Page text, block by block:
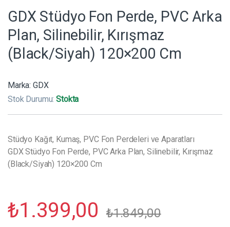
GDX Stüdyo Fon Perde, PVC Arka
Plan, Silinebilir, Kırışmaz
(Black/Siyah) 120×200 Cm
Marka: GDX
Stok Durumu:Stokta
Stüdyo Kağıt, Kumaş, PVC Fon Perdeleri ve Aparatları
GDX Stüdyo Fon Perde, PVC Arka Plan, Silinebilir, Kırışmaz
(Black/Siyah) 120×200 Cm
₺1.399,00 ₺1.849,00